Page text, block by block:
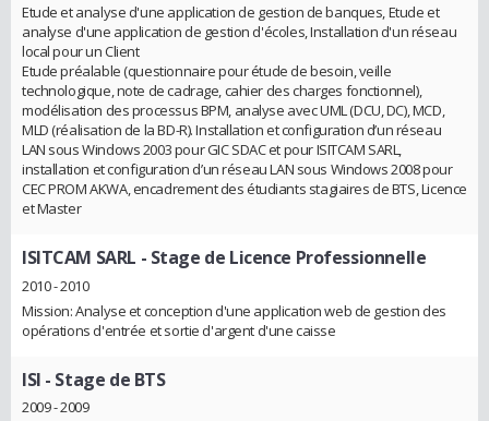
Etude et analyse d'une application de gestion de banques, Etude et
analyse d'une application de gestion d'écoles, Installation d'un réseau
local pour un Client
Etude préalable (questionnaire pour étude de besoin, veille
technologique, note de cadrage, cahier des charges fonctionnel),
modélisation des processus BPM, analyse avec UML (DCU, DC), MCD,
MLD (réalisation de la BD-R). Installation et configuration d’un réseau
LAN sous Windows 2003 pour GIC SDAC et pour ISITCAM SARL,
installation et configuration d’un réseau LAN sous Windows 2008 pour
CEC PROM AKWA, encadrement des étudiants stagiaires de BTS, Licence
et Master
ISITCAM SARL - Stage de Licence Professionnelle
2010 - 2010
Mission: Analyse et conception d'une application web de gestion des
opérations d'entrée et sortie d'argent d'une caisse
ISI - Stage de BTS
2009 - 2009